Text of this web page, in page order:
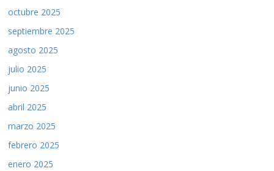
octubre 2025
septiembre 2025
agosto 2025
julio 2025
junio 2025
abril 2025
marzo 2025
febrero 2025
enero 2025